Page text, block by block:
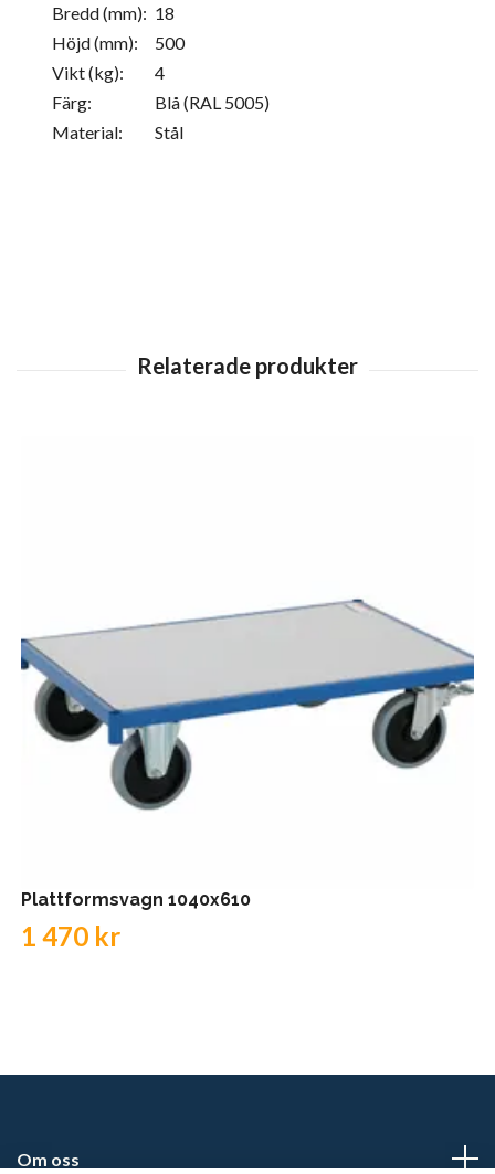
Bredd (mm): 18
Höjd (mm):
500
Vikt (kg):
4
Färg:
Blå (RAL 5005)
Material:
Stål
Plattformsvagn 1040x610
1 470 kr
Om oss